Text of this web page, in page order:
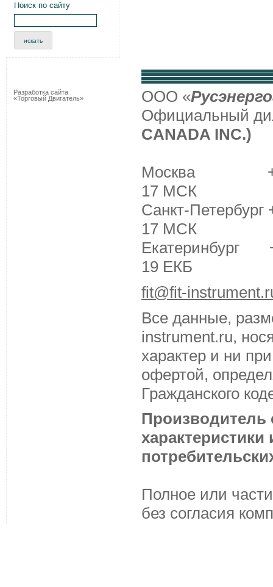
Поиск по сайту
Разработка сайта
«Торговый Двигатель»
ООО «
Официальный
CANADA INC.)
Москва +7
17 МСК
Санкт-
17 МСК
Екатеринбург
19 ЕКБ
fit@fit-
Все данные,
instrument.ru,
характер и ни
офертой,
Гражданского
Производитель
Полное или
без согласия